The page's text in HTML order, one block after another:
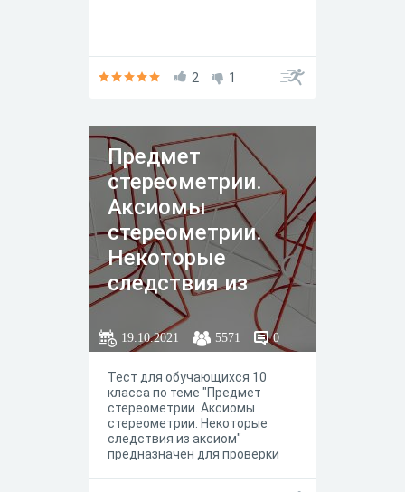
2 1
Предмет
стереометрии.
Аксиомы
стереометрии.
Некоторые
следствия из
аксиом. Тест 1
19.10.2021 5571 0
Тест для обучающихся 10
класса по теме "Предмет
стереометрии. Аксиомы
стереометрии. Некоторые
следствия из аксиом"
предназначен для проверки